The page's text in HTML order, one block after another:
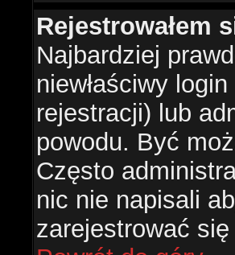
Rejestrowałem
Najbardziej
niewłaściwy
rejestracji) lub
powodu. Być
Często
nic nie napisali
zarejestrować